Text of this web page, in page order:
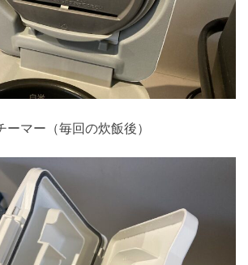
マー（毎回の炊飯後）